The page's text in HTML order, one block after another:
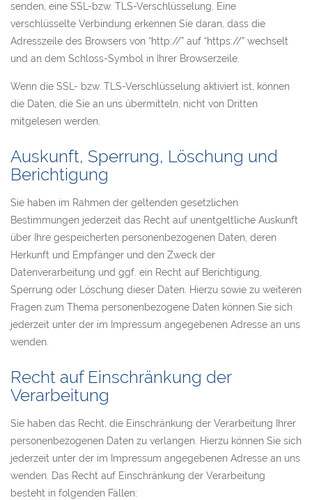
senden, eine SSL-bzw. TLS-Verschlüsselung. Eine
verschlüsselte Verbindung erkennen Sie daran, dass die
Adresszeile des Browsers von “http://” auf “https://” wechselt
und an dem Schloss-Symbol in Ihrer Browserzeile.
Wenn die SSL- bzw. TLS-Verschlüsselung aktiviert ist, können
die Daten, die Sie an uns übermitteln, nicht von Dritten
mitgelesen werden.
Auskunft, Sperrung, Löschung und
Berichtigung
Sie haben im Rahmen der geltenden gesetzlichen
Bestimmungen jederzeit das Recht auf unentgeltliche Auskunft
über Ihre gespeicherten personenbezogenen Daten, deren
Herkunft und Empfänger und den Zweck der
Datenverarbeitung und ggf. ein Recht auf Berichtigung,
Sperrung oder Löschung dieser Daten. Hierzu sowie zu weiteren
Fragen zum Thema personenbezogene Daten können Sie sich
jederzeit unter der im Impressum angegebenen Adresse an uns
wenden.
Recht auf Einschränkung der
Verarbeitung
Sie haben das Recht, die Einschränkung der Verarbeitung Ihrer
personenbezogenen Daten zu verlangen. Hierzu können Sie sich
jederzeit unter der im Impressum angegebenen Adresse an uns
wenden. Das Recht auf Einschränkung der Verarbeitung
besteht in folgenden Fällen: